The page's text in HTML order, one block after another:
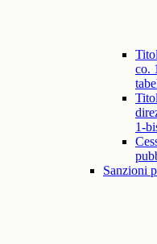
co.
1-
Sanzioni